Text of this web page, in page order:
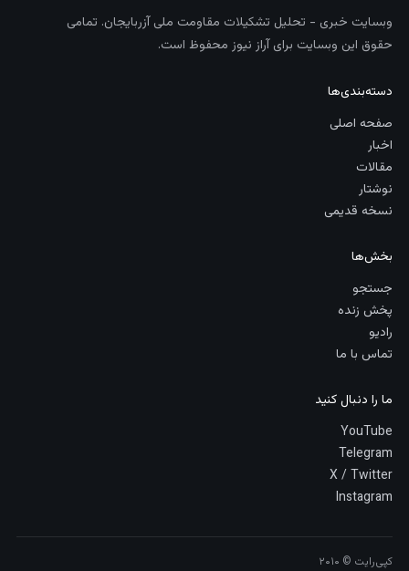
وبسایت خبری - تحلیل تشکیلات مقاومت ملی آزربایجان. تمامی
حقوق این وبسایت برای آراز نیوز محفوظ است.
دسته‌بندی‌ها
صفحه اصلی
اخبار
مقالات
نوشتار
نسخه قدیمی
بخش‌ها
جستجو
پخش زنده
رادیو
تماس با ما
ما را دنبال کنید
YouTube
Telegram
X / Twitter
Instagram
کپی‌رایت © ۲۰۱۰